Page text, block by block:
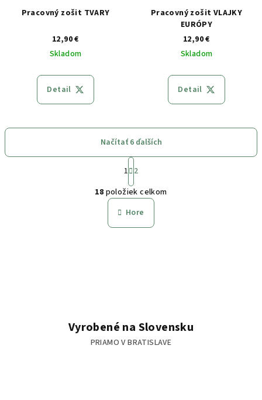
Pracovný zošit TVARY
12,90 €
Skladom
Detail
Pracovný zošit VLAJKY
EURÓPY
12,90 €
Skladom
Detail
O
v
l
á
v
k
Načítať 6 ďalších
S
t
r
á
n
k
o
1 2
18 položiek celkom
Hore
Vyrobené na Slovensku
PRIAMO V BRATISLAVE